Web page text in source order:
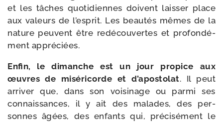
et les tâches quo­ti­diennes doivent lais­ser place
aux valeurs de l’esprit. Les beau­tés mêmes de la
nature peuvent être redé­cou­vertes et pro­fon­dé­
ment appréciées.
Enfin, le dimanche est un jour pro­pice aux
œuvres de misé­ri­corde et d’apostolat. Il peut
arri­ver que, dans son voi­si­nage ou par­mi ses
connais­sances, il y ait des malades, des per­
sonnes âgées, des enfants qui, pré­ci­sé­ment le